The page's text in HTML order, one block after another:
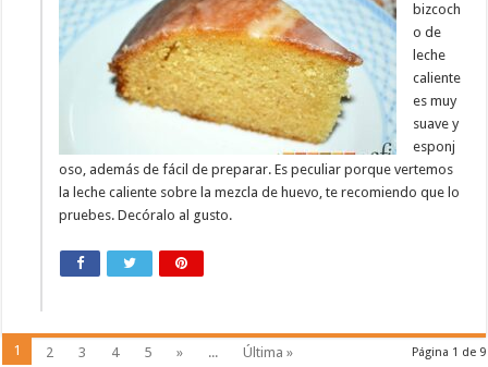
bizcoch
o de
leche
caliente
es muy
suave y
esponj
oso, además de fácil de preparar. Es peculiar porque vertemos
la leche caliente sobre la mezcla de huevo, te recomiendo que lo
pruebes. Decóralo al gusto.
Página 1 de 9
1 2 3 4 5 » ... Última »